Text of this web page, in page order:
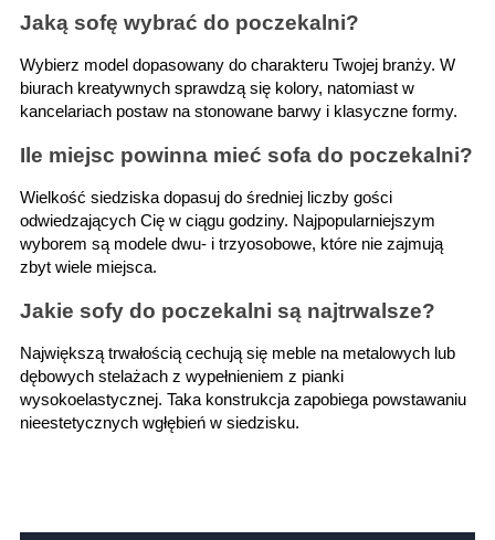
Jaką sofę wybrać do poczekalni?
Wybierz model dopasowany do charakteru Twojej branży. W
biurach kreatywnych sprawdzą się kolory, natomiast w
kancelariach postaw na stonowane barwy i klasyczne formy.
Ile miejsc powinna mieć sofa do poczekalni?
Wielkość siedziska dopasuj do średniej liczby gości
odwiedzających Cię w ciągu godziny. Najpopularniejszym
wyborem są modele dwu- i trzyosobowe, które nie zajmują
zbyt wiele miejsca.
Jakie sofy do poczekalni są najtrwalsze?
Największą trwałością cechują się meble na metalowych lub
dębowych stelażach z wypełnieniem z pianki
wysokoelastycznej. Taka konstrukcja zapobiega powstawaniu
nieestetycznych wgłębień w siedzisku.